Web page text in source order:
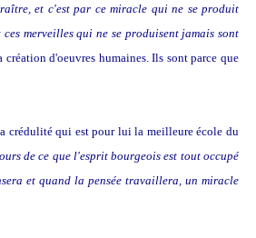
et c'est par ce miracle qui ne se produit
merveilles qui ne se produisent jamais sont
d'oeuvres humaines. Ils sont parce que
crédulité qui est pour lui la meilleure école du
de ce que l'esprit bourgeois est tout occupé
et quand la pensée travaillera, un miracle